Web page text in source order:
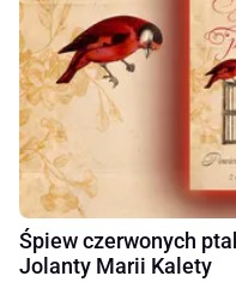
Śpiew czerwonych
Jolanty Marii Kalety